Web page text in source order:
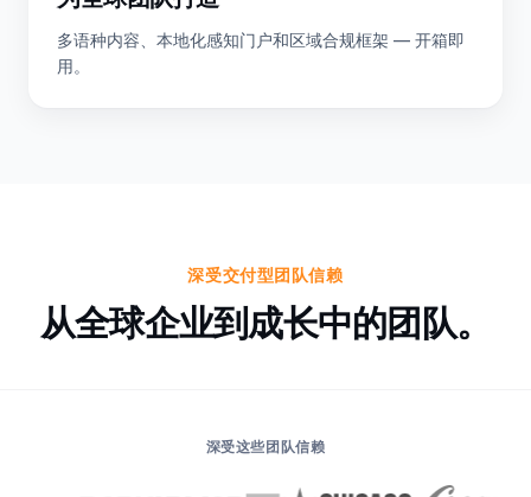
多语种内容、本地化感知门户和区域合规框架 — 开箱即
用。
深受交付型团队信赖
从全球企业到成长中的团队。
深受这些团队信赖